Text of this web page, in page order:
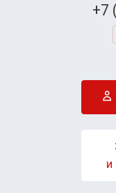
+7
и